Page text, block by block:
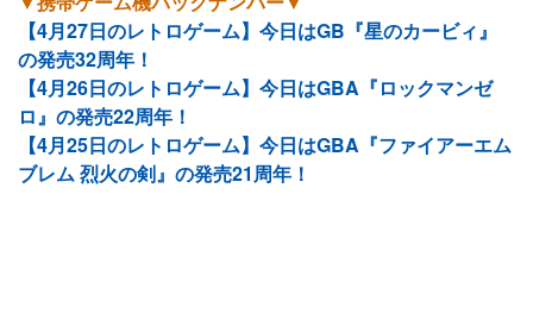
【4月27日のレトロゲーム】今日はGB『星のカービィ』
の発売32周年！
【4月26日のレトロゲーム】今日はGBA『ロックマンゼ
ロ』の発売22周年！
【4月25日のレトロゲーム】今日はGBA『ファイアーエム
ブレム 烈火の剣』の発売21周年！